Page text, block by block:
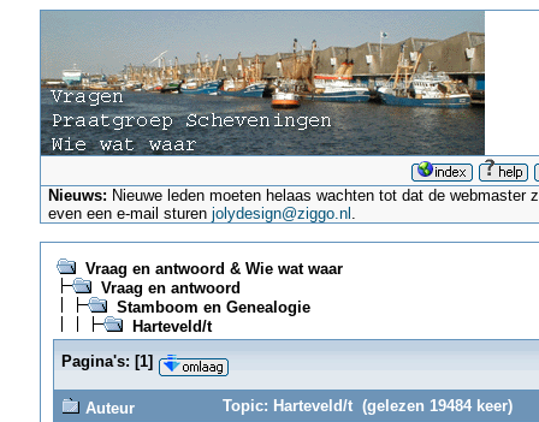
Nieuws: Nieuwe leden moeten helaas wachten tot dat de
even een e-mail sturenjolydesign@ziggo.nl .
Vraag en antwoord & Wie wat waar
Vraag en antwoord
Stamboom en Genealogie
Harteveld/t
Pagina's: [1]
Auteur
Topic: Harteveld/t (gelezen 19484 keer)